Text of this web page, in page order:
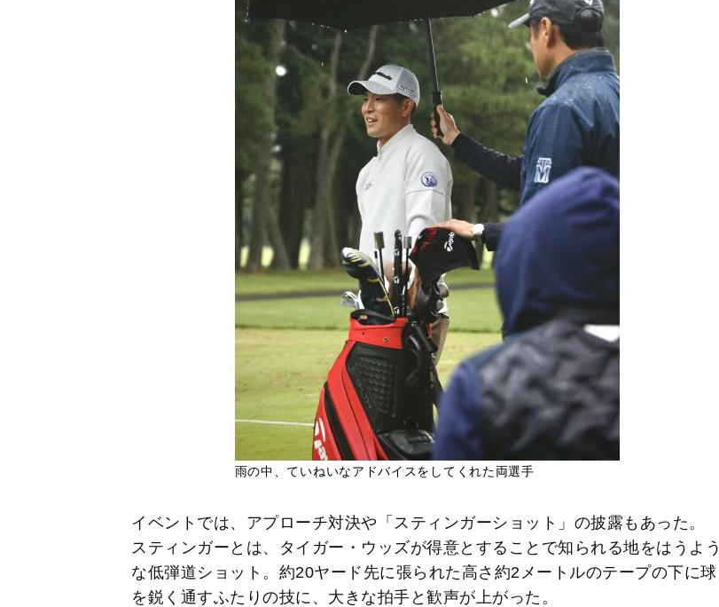
雨の中、ていねいなアドバイスをしてくれた両選手
イベントでは、アプローチ対決や「スティンガーショット」の披露もあった。
スティンガーとは、タイガー・ウッズが得意とすることで知られる地をはうよう
な低弾道ショット。約20ヤード先に張られた高さ約2メートルのテープの下に球
を鋭く通すふたりの技に、大きな拍手と歓声が上がった。